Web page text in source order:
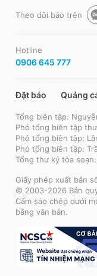
Theo dõi báo trên
Hotline
0906 645 777
Đặt báo Quảng
Tổng biên tập:
Phó tổng biên tập
Phó tổng biên tập:
Phó tổng biên tập:
Tổng thư ký tòa
Giấy phép xuất bản
© 2003-2026 Bản
Cấm sao chép dưới
bằng văn bản.